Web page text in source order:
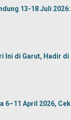
13-18 Juli 2026:
Ini di Garut, Hadir di
6–11 April 2026, Cek